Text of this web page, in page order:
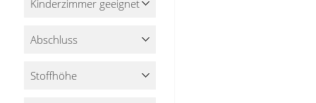
Stoffe
Panneaux
Kinderzimmer geeignet
Abschluss
Stoffhöhe